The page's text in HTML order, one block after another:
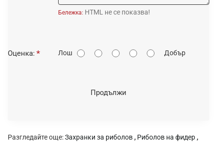
Бележка: HTML не се показва!
О
Оценка: Лош Добър
Продължи
Разгледайте още:Захранки за риболов , Риболов на фидер ,